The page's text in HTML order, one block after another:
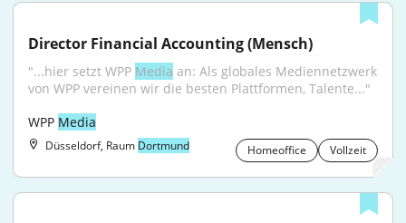
Director Financial Accounting (Mensch)
"...hier setzt WPP Media an: Als globales Mediennetzwerk
von WPP vereinen wir die besten Plattformen, Talente..."
WPP Media
Düsseldorf, Raum Dortmund Homeoffice Vollzeit